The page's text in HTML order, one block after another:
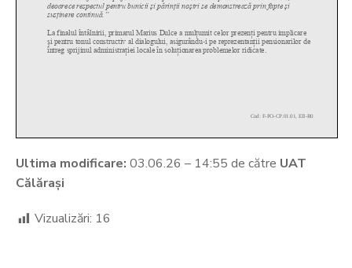
Ultima modificare: 03.06.26 – 14:55 de către UAT
Călărași
Vizualizări: 16